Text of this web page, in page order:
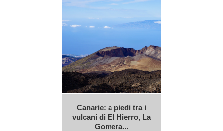
Canarie: a piedi tra i
vulcani di El Hierro, La
Gomera...